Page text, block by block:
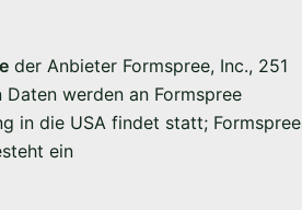
der Anbieter Formspree, Inc., 251
werden an Formspree
in die USA findet statt; Formspree
ein